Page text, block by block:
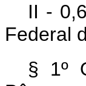
II -
Federal
§ 1º